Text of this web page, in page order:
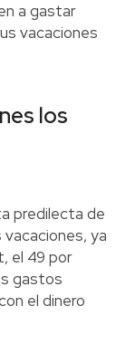
a gastar
vacaciones
los
predilecta de
ya
el 49 por
gastos
el dinero